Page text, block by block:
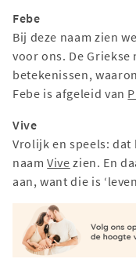
Febe
Bij deze naam zien
voor ons. De Griekse
betekenissen,
Febe is afgeleid van
Vive
Vrolijk en speels: dat
naamVive zien. En
aan, want die is